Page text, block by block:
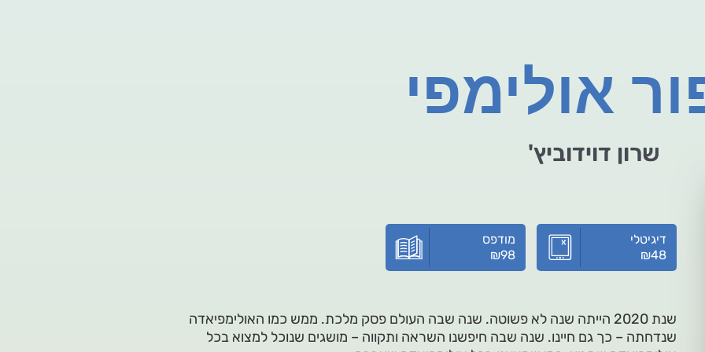
אולימפי
שרון דוידוביץ'
דיגיטלי
₪48
מודפס
₪98
שנת 2020 הייתה שנה לא פשוטה. שנה שבה העולם פסק מלכת. ממש כמו האולימפיאדה
שנדחתה – כך גם חיינו. שנה שבה חיפשנו השראה ותקווה – מושגים שנוכל למצוא בכל